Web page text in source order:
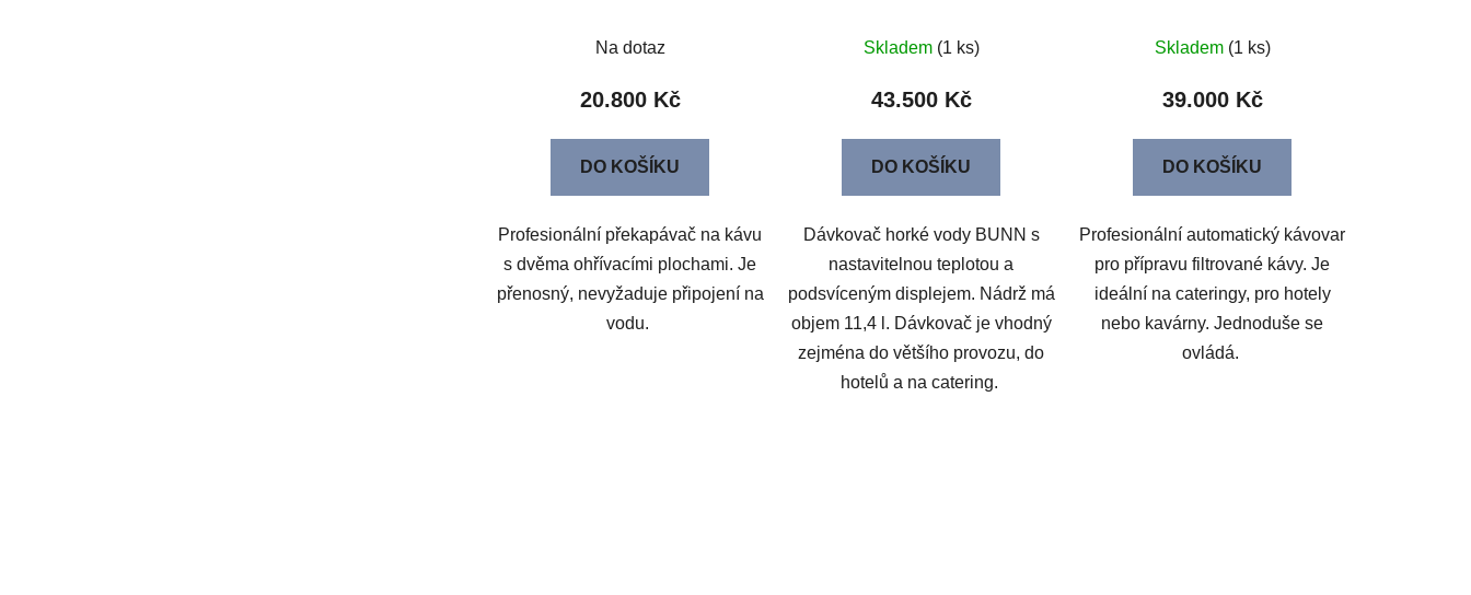
Na dotaz
20.800 Kč
DO KOŠÍKU
Profesionální překapávač na kávu
s dvěma ohřívacími plochami. Je
přenosný, nevyžaduje připojení na
vodu.
Skladem (1 ks)
43.500 Kč
DO KOŠÍKU
Dávkovač horké vody BUNN s
nastavitelnou teplotou a
podsvíceným displejem. Nádrž má
objem 11,4 l. Dávkovač je vhodný
zejména do většího provozu, do
hotelů a na catering.
Skladem (1 ks)
39.000 Kč
DO KOŠÍKU
Profesionální automatický kávovar
pro přípravu filtrované kávy. Je
ideální na cateringy, pro hotely
nebo kavárny. Jednoduše se
ovládá.